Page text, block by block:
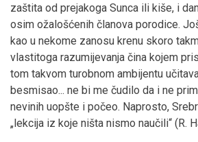
zaštita od prejakoga Sunca ili kiše, i
osim ožalošćenih članova porodice.
kao u nekome zanosu krenu skoro
vlastitoga razumijevanja čina kojem
tom takvom turobnom ambijentu
besmisao... ne bi me čudilo da i ne
nevinih uopšte i počeo. Naprosto,
„lekcija iz koje ništa nismo naučili“ (R.